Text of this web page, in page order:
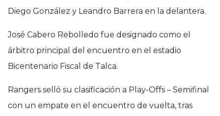
Diego González y Leandro Barrera en la delantera.
José Cabero Rebolledo fue designado como el
árbitro principal del encuentro en el estadio
Bicentenario Fiscal de Talca.
Rangers selló su clasificación a Play-Offs – Semifinal
con un empate en el encuentro de vuelta, tras